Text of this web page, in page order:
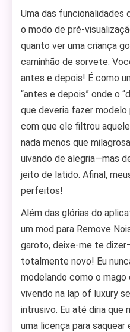
Uma das
o modo de pré-
quanto ver uma criança
caminhão de sorvete.
antes e depois! É como
“antes e depois” onde o
que deveria fazer modelo
com que ele filtrou
nada menos que
uivando de alegria—mas
jeito de latido. Afinal,
perfeitos!
Além das glórias do
um mod para Remove
garoto, deixe-me te
totalmente novo! Eu
modelando como o mago
vivendo na lap of luxury
intrusivo. Eu até diria
uma licença para saquear